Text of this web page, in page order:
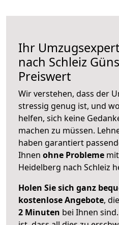
Ihr
nach Schleiz
Preiswert
Wir verstehen, dass der
stressig genug ist, und
helfen, sich keine
machen zu müssen.
haben garantiert
Ihnen ohne Probleme
Heidelberg nach Schleiz
Holen Sie sich ganz
kostenlose Angebote,
2 Minuten bei Ihnen